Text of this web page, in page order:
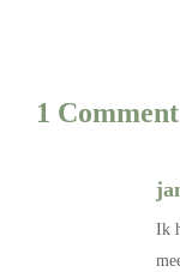
1 Comment
Ik